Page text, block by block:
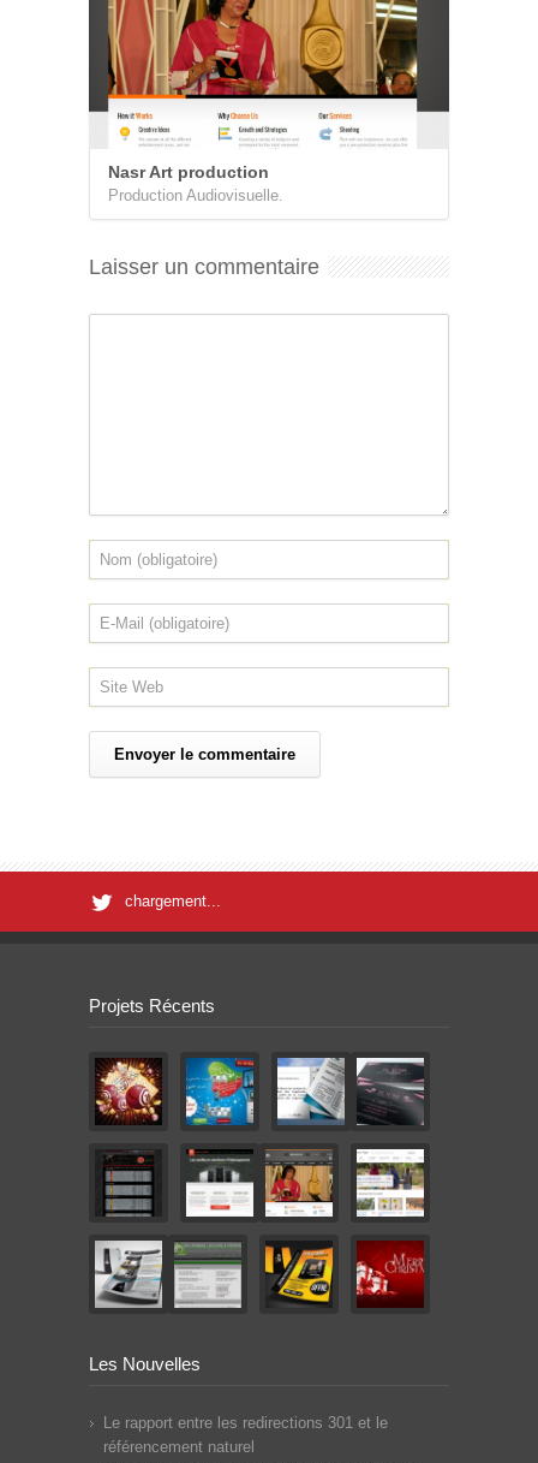
Nasr Art production
Production Audiovisuelle.
Laisser un commentaire
chargement...
Projets Récents
Les Nouvelles
Le rapport entre les redirections 301 et le
référencement naturel